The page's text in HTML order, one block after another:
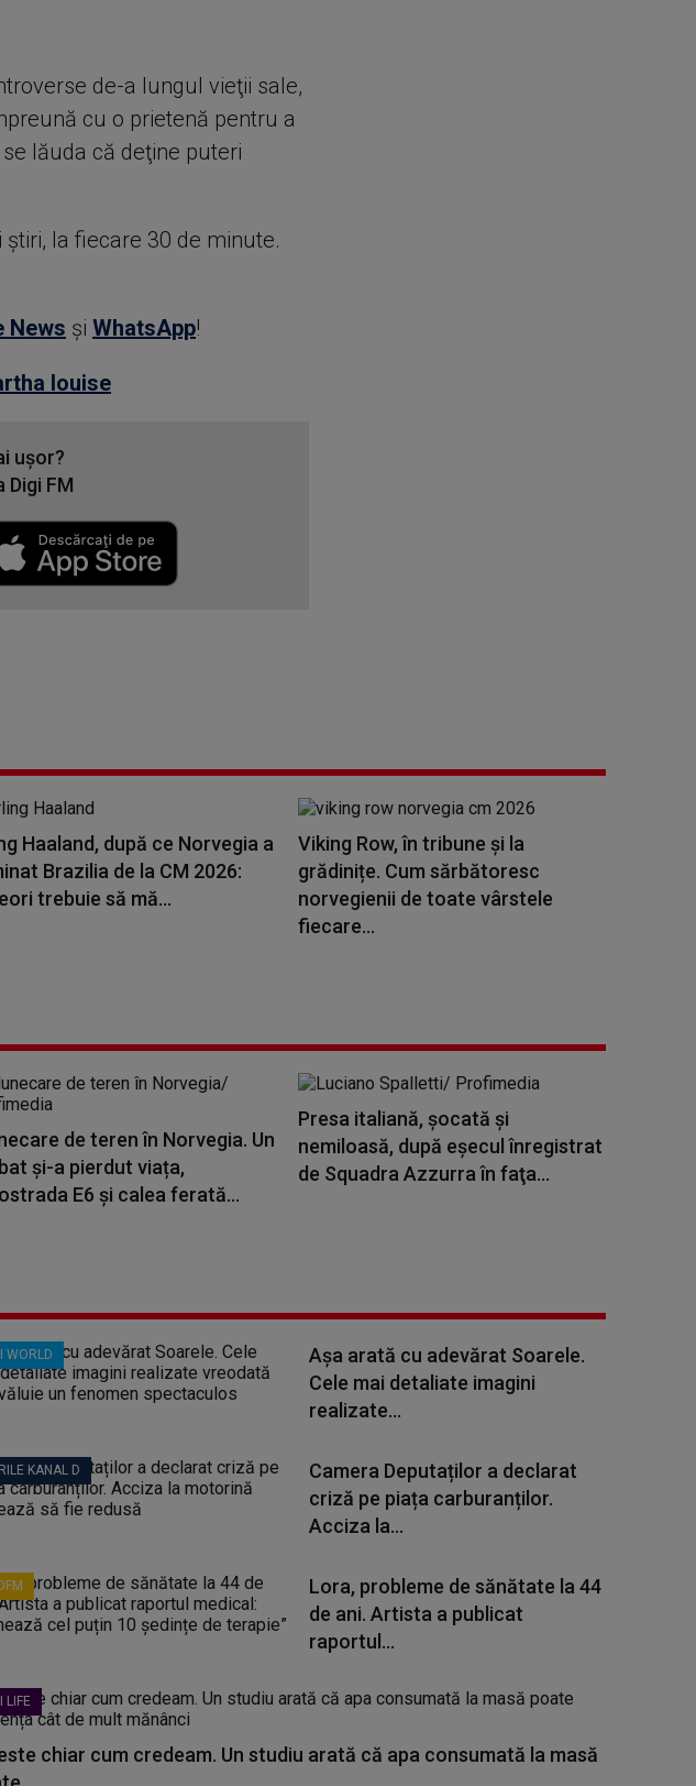
de-a lungul vieţii sale,
cu o prietenă pentru a
lăuda că deţine puteri
la fiecare 30 de minute.
News şi WhatsApp!
louise
ușor?
Digi FM
Haaland, după ce Norvegia a
Brazilia de la CM 2026:
trebuie să mă...
Viking Row, în tribune și la
grădinițe. Cum sărbătoresc
norvegienii de toate vârstele
fiecare...
de teren în Norvegia. Un
și-a pierdut viața,
E6 și calea ferată...
Presa italiană, şocată şi
nemiloasă, după eşecul înregistrat
de Squadra Azzurra în faţa...
WORLD
Așa arată cu adevărat Soarele.
Cele mai detaliate imagini
realizate...
KANAL D
Camera Deputaților a declarat
criză pe piața carburanților.
Acciza la...
Lora, probleme de sănătate la 44
de ani. Artista a publicat
raportul...
LIFE
chiar cum credeam. Un studiu arată că apa consumată la masă